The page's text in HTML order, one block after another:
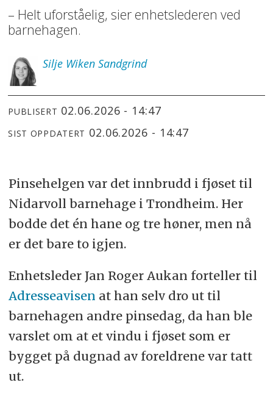
– Helt uforståelig, sier enhetslederen ved
barnehagen.
Silje Wiken Sandgrind
PUBLISERT 02.06.2026 - 14:47
SIST OPPDATERT 02.06.2026 - 14:47
Pinsehelgen var det innbrudd i fjøset til
Nidarvoll barnehage i Trondheim. Her
bodde det én hane og tre høner, men nå
er det bare to igjen.
Enhetsleder Jan Roger Aukan forteller til
Adresseavisen at han selv dro ut til
barnehagen andre pinsedag, da han ble
varslet om at et vindu i fjøset som er
bygget på dugnad av foreldrene var tatt
ut.